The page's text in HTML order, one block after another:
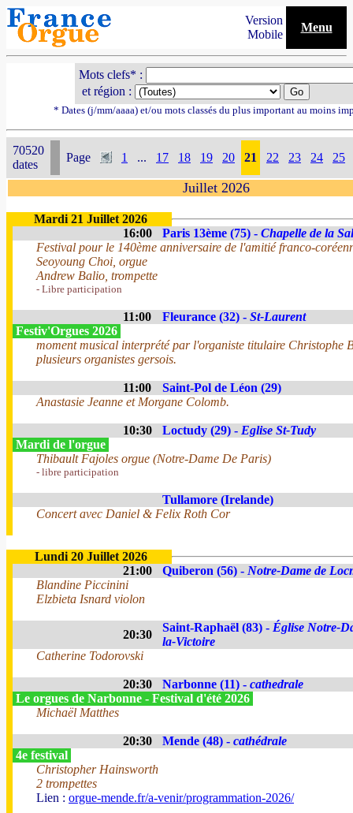
Version
Mobile
Menu
Mots clefs* :
et région :
* Dates (j/mm/aaaa) et/ou mots classés du plus important au moins
70520
dates
Page 1 ... 17 18 19 20 21 22 23 24 25
Juillet 2026
Mardi 21 Juillet 2026
16:00
Paris 13ème (75) - Chapelle de la
Festival pour le 140ème anniversaire de l'amitié franco-
Seoyoung Choi, orgue
Andrew Balio, trompette
- Libre participation
11:00 Fleurance (32) - St-Laurent
Festiv'Orgues 2026
moment musical interprété par l'organiste titulaire Christophe
plusieurs organistes gersois.
11:00
Saint-Pol de Léon (29)
Anastasie Jeanne et Morgane Colomb.
10:30 Loctudy (29) - Eglise St-Tudy
Mardi de l'orgue
Thibault Fajoles orgue (Notre-Dame De Paris)
- libre participation
Tullamore (Irelande)
Concert avec Daniel & Felix Roth Cor
Lundi 20 Juillet 2026
21:00
Quiberon (56) - Notre-Dame de
Blandine Piccinini
Elzbieta Isnard violon
20:30
Saint-Raphaël (83) - Église Notre-
la-Victoire
Catherine Todorovski
20:30 Narbonne (11) - cathedrale
Le orgues de Narbonne - Festival d'été 2026
Michaël Matthes
20:30 Mende (48) - cathédrale
4e festival
Christopher Hainsworth
2 trompettes
Lien : orgue-mende.fr/a-venir/programmation-2026/